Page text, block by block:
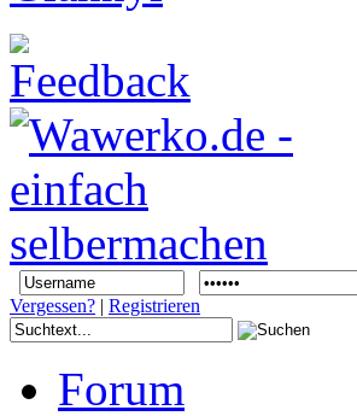
Vergessen? | Registrieren
Forum